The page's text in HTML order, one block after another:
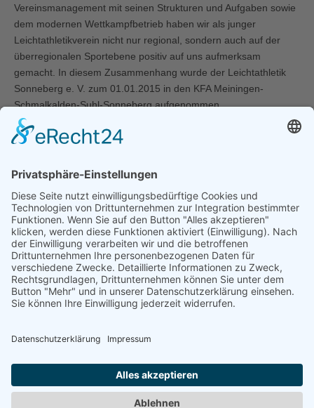
Vereinsmanagement mit seinen Strukturen und Aufgaben sowie
dem modernen Wettkampfbetrieb haben wir als junger
Leichtathletikverein nicht nur regional, sondern auch auf der
überregionalen Sportebene positiv auf uns aufmerksam
gemacht. In diesem Zusammenhang wurde der Leichtathletik
Sonneberg e. V. zum 01.01.2015 in den KFA Meiningen-
Schmalkalden-Suhl-Sonneberg aufgenommen.
© 2021 - 2026 Leichtathletik Sonneberg e. V.
Einstellungen